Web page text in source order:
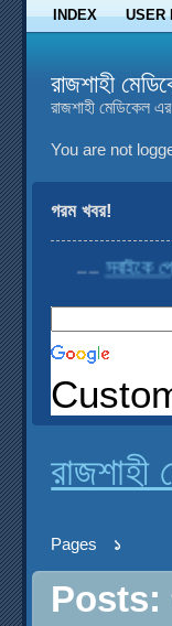
INDEX USER
রাজশাহী
রাজশাহী মেডিকেল
You are not
গরম খবর!
সবাইকে
Pages ১
Posts: